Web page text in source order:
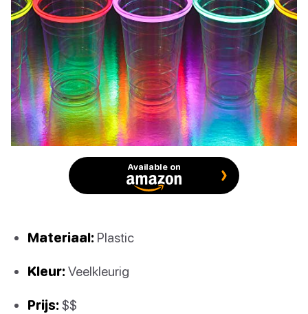
Available on
Materiaal: Plastic
Kleur: Veelkleurig
Prijs: $$